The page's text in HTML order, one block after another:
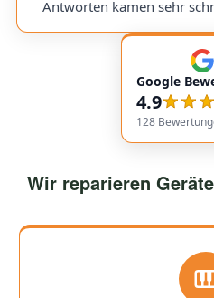
Antworten kamen sehr
empfehlenswert! Very friendly and professional
communication. Responses
service overall was
Highly
Google
4.9
128
Wir reparieren